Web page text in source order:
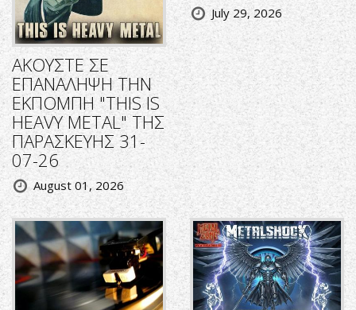
ΑΚΟΥΣΤΕ ΣΕ
ΕΠΑΝΑΛΗΨΗ ΤΗΝ
ΕΚΠΟΜΠΗ "THIS IS
HEAVY METAL" ΤΗΣ
ΠΑΡΑΣΚΕΥΗΣ 31-
07-26
August 01, 2026
July 29, 2026